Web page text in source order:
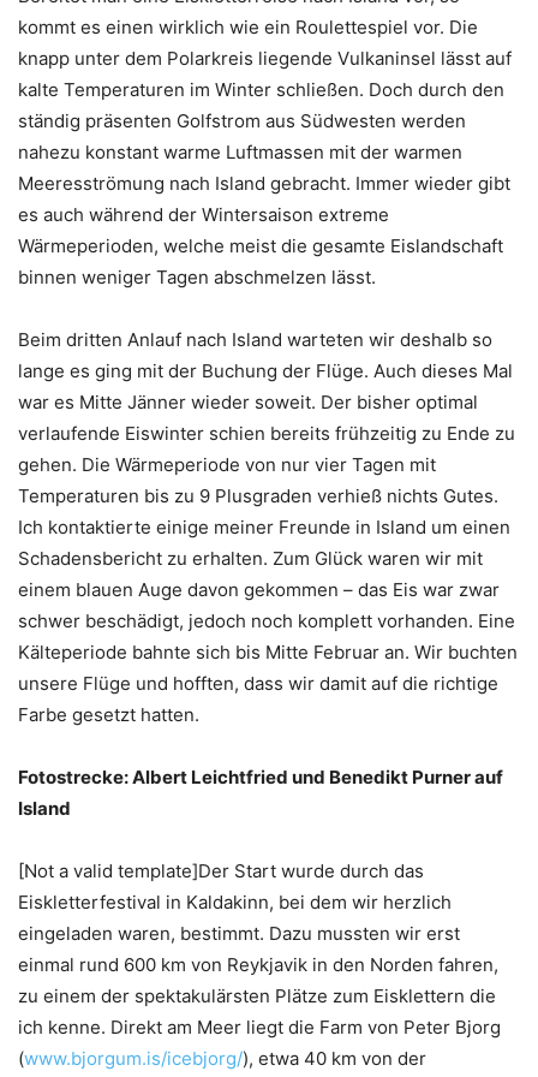
kommt es einen wirklich wie ein Roulettespiel vor. Die
knapp unter dem Polarkreis liegende Vulkaninsel lässt auf
kalte Temperaturen im Winter schließen. Doch durch den
ständig präsenten Golfstrom aus Südwesten werden
nahezu konstant warme Luftmassen mit der warmen
Meeresströmung nach Island gebracht. Immer wieder gibt
es auch während der Wintersaison extreme
Wärmeperioden, welche meist die gesamte Eislandschaft
binnen weniger Tagen abschmelzen lässt.
Beim dritten Anlauf nach Island warteten wir deshalb so
lange es ging mit der Buchung der Flüge. Auch dieses Mal
war es Mitte Jänner wieder soweit. Der bisher optimal
verlaufende Eiswinter schien bereits frühzeitig zu Ende zu
gehen. Die Wärmeperiode von nur vier Tagen mit
Temperaturen bis zu 9 Plusgraden verhieß nichts Gutes.
Ich kontaktierte einige meiner Freunde in Island um einen
Schadensbericht zu erhalten. Zum Glück waren wir mit
einem blauen Auge davon gekommen – das Eis war zwar
schwer beschädigt, jedoch noch komplett vorhanden. Eine
Kälteperiode bahnte sich bis Mitte Februar an. Wir buchten
unsere Flüge und hofften, dass wir damit auf die richtige
Farbe gesetzt hatten.
Fotostrecke: Albert Leichtfried und Benedikt Purner auf
Island
[Not a valid template]Der Start wurde durch das
Eiskletterfestival in Kaldakinn, bei dem wir herzlich
eingeladen waren, bestimmt. Dazu mussten wir erst
einmal rund 600 km von Reykjavik in den Norden fahren,
zu einem der spektakulärsten Plätze zum Eisklettern die
ich kenne. Direkt am Meer liegt die Farm von Peter Bjorg
(www.bjorgum.is/icebjorg/), etwa 40 km von der